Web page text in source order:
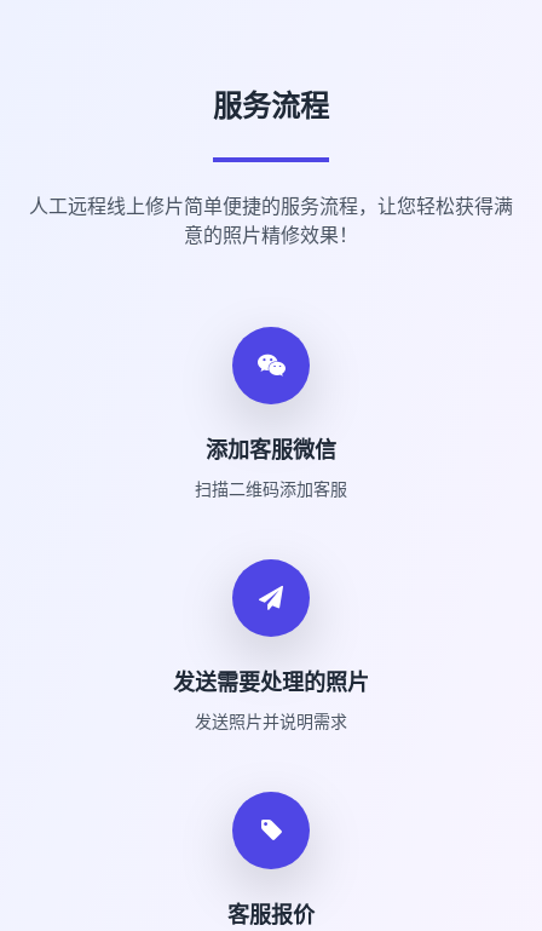
服务流程
人工远程线上修片简单便捷的服务流程，让您轻松获得满
意的照片精修效果！
添加客服微信
扫描二维码添加客服
发送需要处理的照片
发送照片并说明需求
客服报价